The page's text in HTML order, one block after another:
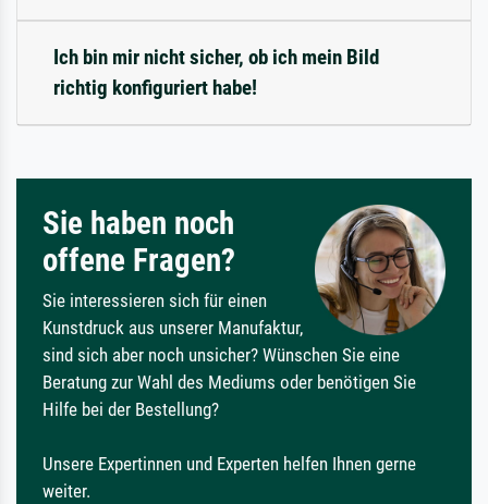
Ich bin mir nicht sicher, ob ich mein Bild
richtig konfiguriert habe!
Sie haben noch
offene Fragen?
Sie interessieren sich für einen
Kunstdruck aus unserer Manufaktur,
sind sich aber noch unsicher? Wünschen Sie eine
Beratung zur Wahl des Mediums oder benötigen Sie
Hilfe bei der Bestellung?
Unsere Expertinnen und Experten helfen Ihnen gerne
weiter.